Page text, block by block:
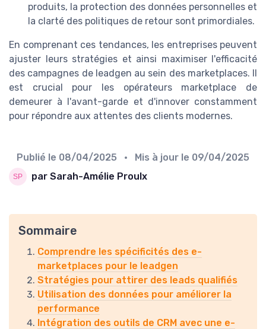
produits, la protection des données personnelles et
la clarté des politiques de retour sont primordiales.
En comprenant ces tendances, les entreprises peuvent
ajuster leurs stratégies et ainsi maximiser l'efficacité
des campagnes de leadgen au sein des marketplaces. Il
est crucial pour les opérateurs marketplace de
demeurer à l'avant-garde et d'innover constamment
pour répondre aux attentes des clients modernes.
Publié le 08/04/2025 • Mis à jour le 09/04/2025
par Sarah-Amélie Proulx
Sommaire
Comprendre les spécificités des e-
marketplaces pour le leadgen
Stratégies pour attirer des leads qualifiés
Utilisation des données pour améliorer la
performance
Intégration des outils de CRM avec une e-